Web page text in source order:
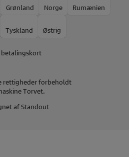
Grønland Norge Rumænien
Tyskland Østrig
rettigheder forbeholdt
Torvet.
afStandout